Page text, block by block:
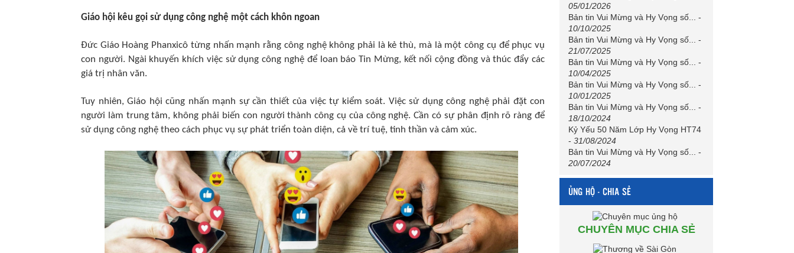
Giáo hội kêu gọi sử dụng công nghệ một cách khôn ngoan​
Đức Giáo Hoàng Phanxicô từng nhấn mạnh rằng công nghệ không phải là kẻ thù, mà là một công cụ để phục vụ
con người. Ngài khuyến khích việc sử dụng công nghệ để loan báo Tin Mừng, kết nối cộng đồng và thúc đẩy các
giá trị nhân văn.
Tuy nhiên, Giáo hội cũng nhấn mạnh sự cần thiết của việc tự kiểm soát. Việc sử dụng công nghệ phải đặt con
người làm trung tâm, không phải biến con người thành công cụ của công nghệ. Cần có sự phân định rõ ràng để
sử dụng công nghệ theo cách phục vụ sự phát triển toàn diện, cả về trí tuệ, tinh thần và cảm xúc.
05/01/2026
Bản tin Vui Mừng và Hy Vọng số...
-
10/10/2025
Bản tin Vui Mừng và Hy Vọng số...
-
21/07/2025
Bản tin Vui Mừng và Hy Vọng số...
-
10/04/2025
Bản tin Vui Mừng và Hy Vọng số...
-
10/01/2025
Bản tin Vui Mừng và Hy Vọng số...
-
18/10/2024
Kỷ Yếu 50 Năm Lớp Hy Vọng HT74
- 31/08/2024
Bản tin Vui Mừng và Hy Vọng số...
-
20/07/2024
ỦNG HỘ - CHIA SẺ
CHUYÊN MỤC CHIA SẺ